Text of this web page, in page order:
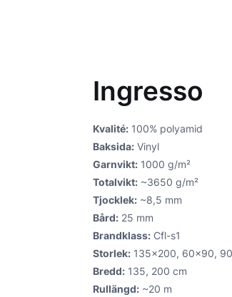
Ingresso
Kvalité:100% polyamid
Baksida:Vinyl
Garnvikt:1000 g/m²
Totalvikt:~3650 g/m²
Tjocklek:~8,5 mm
Bård:25 mm
Brandklass:Cfl-s1
Storlek:135×200, 60×90,
Bredd:135, 200 cm
Rullängd:~20 m